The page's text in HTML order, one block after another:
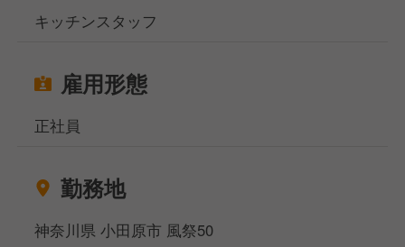
キッチンスタッフ
雇用形態
正社員
勤務地
神奈川県 小田原市 風祭50